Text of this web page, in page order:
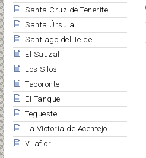
Santa Cruz de Tenerife
Santa Úrsula
Santiago del Teide
El Sauzal
Los Silos
Tacoronte
El Tanque
Tegueste
La Victoria de Acentejo
Vilaflor